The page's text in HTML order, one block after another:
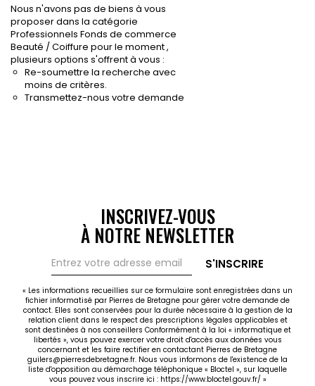
Nous n'avons pas de biens à vous
proposer dans la catégorie
Professionnels Fonds de commerce
Beauté / Coiffure pour le moment ,
plusieurs options s'offrent à vous :
Re-soumettre la recherche avec
moins de critères.
Transmettez-nous votre demande
INSCRIVEZ-VOUS
À NOTRE NEWSLETTER
S'INSCRIRE
« Les informations recueillies sur ce formulaire sont enregistrées dans un
fichier informatisé par Pierres de Bretagne pour gérer votre demande de
contact. Elles sont conservées pour la durée nécessaire à la gestion de la
relation client dans le respect des prescriptions légales applicables et
sont destinées à nos conseillers Conformément à la loi « informatique et
libertés », vous pouvez exercer votre droit d'accès aux données vous
concernant et les faire rectifier en contactant Pierres de Bretagne
guilers@pierresdebretagne.fr. Nous vous informons de l'existence de la
liste d'opposition au démarchage téléphonique « Bloctel », sur laquelle
vous pouvez vous inscrire ici : https://www.bloctel.gouv.fr/ »